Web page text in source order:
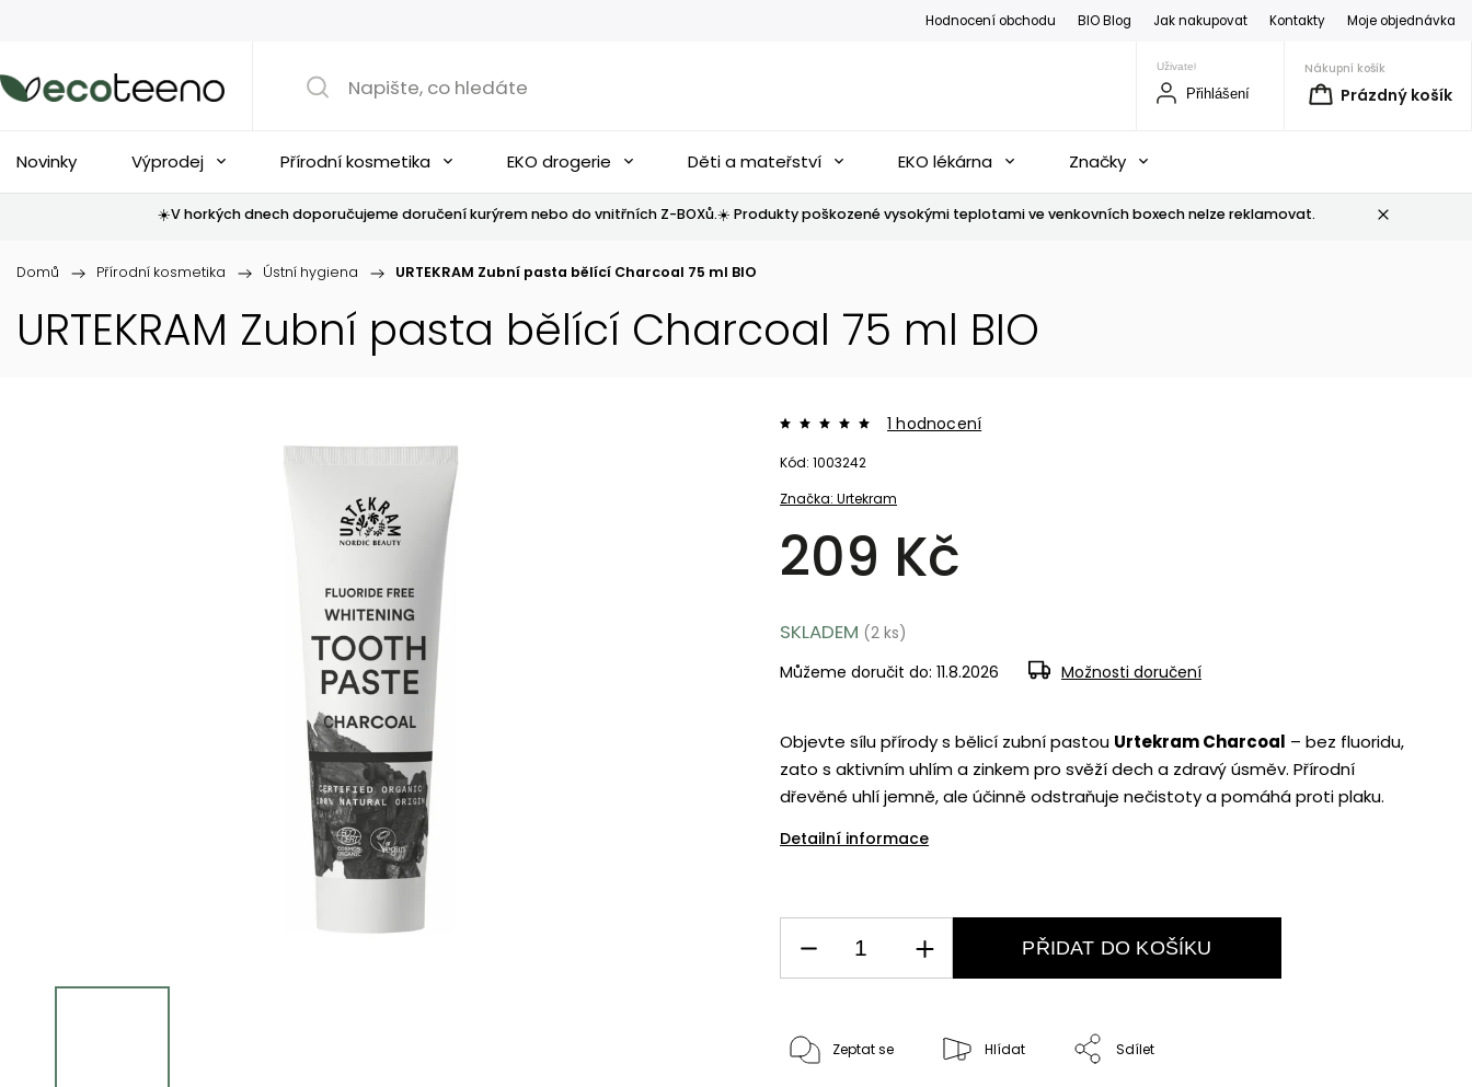
Hodnocení obchodu BIO Blog Jak nakupovat Kontakty Moje objednávka
Nákupní košík
Prázdný košík
Přihlášení
Novinky Výprodej Přírodní kosmetika EKO drogerie Děti a mateřství EKO lékárna Značky
☀️V horkých dnech doporučujeme doručení kurýrem nebo do vnitřních Z-BOXů.☀️ Produkty poškozené vysokými teplotami ve venkovních boxech nelze reklamovat.
Domů / Přírodní kosmetika / Ústní hygiena / URTEKRAM Zubní pasta bělící Charcoal 75 ml BIO
URTEKRAM Zubní pasta bělící Charcoal 75 ml BIO
Značka:Urtekram
1 hodnocení
209 Kč
Kód: 1003242
Objevte sílu přírody s bělicí zubní pastou Urtekram Charcoal – bez fluoridu,
zato s aktivním uhlím a zinkem pro svěží dech a zdravý úsměv. Přírodní
dřevěné uhlí jemně, ale účinně odstraňuje nečistoty a pomáhá proti plaku.
Detailní informace
SKLADEM (2 ks)
Můžeme doručit do: 11.8.2026 Možnosti doručení
PŘIDAT DO KOŠÍKU
Zeptat se Hlídat Sdílet